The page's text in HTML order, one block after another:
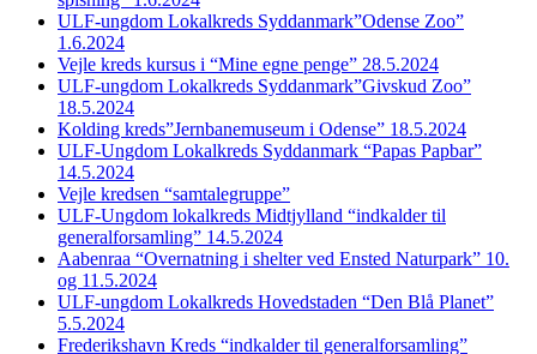
ULF-ungdom Lokalkreds Syddanmark”Odense Zoo”
1.6.2024
Vejle kreds kursus i “Mine egne penge” 28.5.2024
ULF-ungdom Lokalkreds Syddanmark”Givskud Zoo”
18.5.2024
Kolding kreds”Jernbanemuseum i Odense” 18.5.2024
ULF-Ungdom Lokalkreds Syddanmark “Papas Papbar”
14.5.2024
Vejle kredsen “samtalegruppe”
ULF-Ungdom lokalkreds Midtjylland “indkalder til
generalforsamling” 14.5.2024
Aabenraa “Overnatning i shelter ved Ensted Naturpark” 10.
og 11.5.2024
ULF-ungdom Lokalkreds Hovedstaden “Den Blå Planet”
5.5.2024
Frederikshavn Kreds “indkalder til generalforsamling”